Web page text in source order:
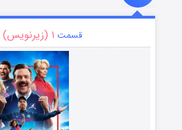
قسمت ۱ (زیرنویس)